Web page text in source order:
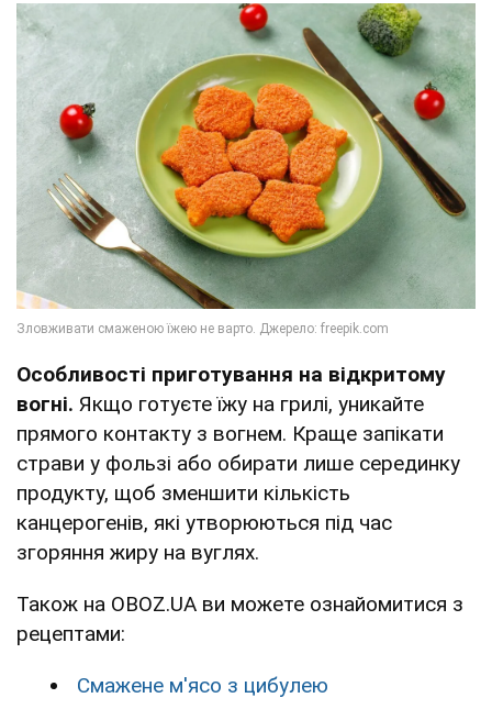
Особливості приготування на відкритому
вогні. Якщо готуєте їжу на грилі, уникайте
прямого контакту з вогнем. Краще запікати
страви у фользі або обирати лише серединку
продукту, щоб зменшити кількість
канцерогенів, які утворюються під час
згоряння жиру на вуглях.
Також на OBOZ.UA ви можете ознайомитися з
рецептами:
Смажене м'ясо з цибулею